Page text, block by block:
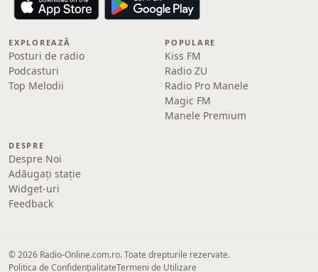
EXPLOREAZĂ
Posturi de radio
Podcasturi
Top Melodii
POPULARE
Kiss FM
Radio ZU
Radio Pro Manele
Magic FM
Manele Premium
DESPRE
Despre Noi
Adăugați stație
Widget-uri
Feedback
© 2026 Radio-Online.com.ro. Toate drepturile rezervate.
Politica de ConfidențialitateTermeni de Utilizare